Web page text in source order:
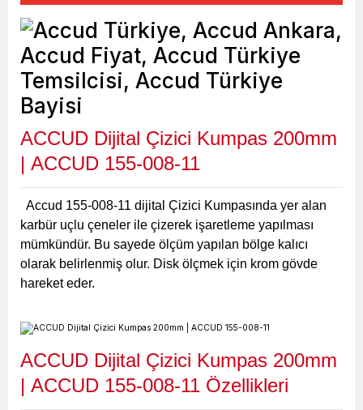
ACCUD Dijital Çizici Kumpas 200mm
| ACCUD 155-008-11
Accud 155-008-11 dijital Çizici Kumpasında yer alan
karbür uçlu çeneler ile çizerek işaretleme yapılması
mümkündür. Bu sayede ölçüm yapılan bölge kalıcı
olarak belirlenmiş olur. Disk ölçmek için krom gövde
hareket eder.
ACCUD Dijital Çizici Kumpas 200mm
| ACCUD 155-008-11 Özellikleri